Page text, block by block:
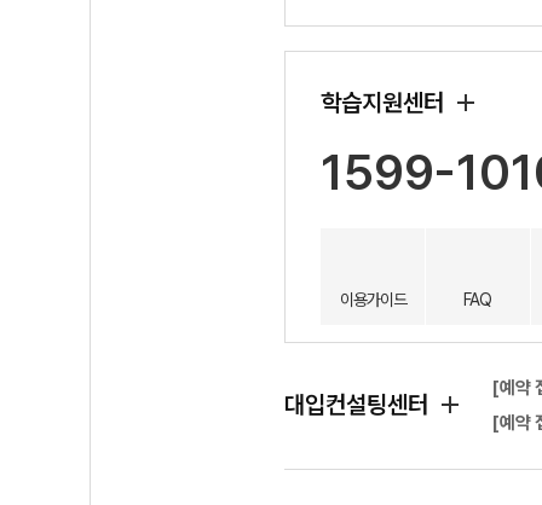
학습지원센터
1599-
이용가이드 FAQ
대입컨설팅센터
[예약
[예약